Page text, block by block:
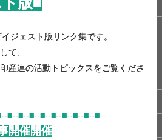
ジェスト版リンク集です。
て、
産連の活動トピックスをご覧くださ
■--■--■--■--■--■--■--■--■
開催開催